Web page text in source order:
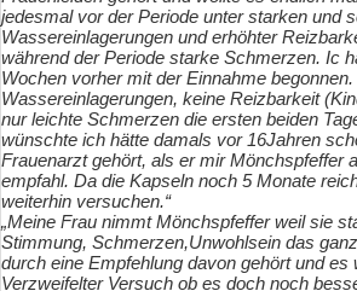
jedesmal vor der Periode unter starken und
Wassereinlagerungen und erhöhter
während der Periode starke Schmerzen. Ic
Wochen vorher mit der Einnahme
Wassereinlagerungen, keine Reizbarkeit
nur leichte Schmerzen die ersten beiden
wünschte ich hätte damals vor 16Jahren
Frauenarzt gehört, als er mir Mönchspfeffer
empfahl. Da die Kapseln noch 5 Monate
weiterhin versuchen.“
„Meine Frau nimmt Mönchspfeffer weil sie
Stimmung, Schmerzen,Unwohlsein das
durch eine Empfehlung davon gehört und es
Verzweifelter Versuch ob es doch noch